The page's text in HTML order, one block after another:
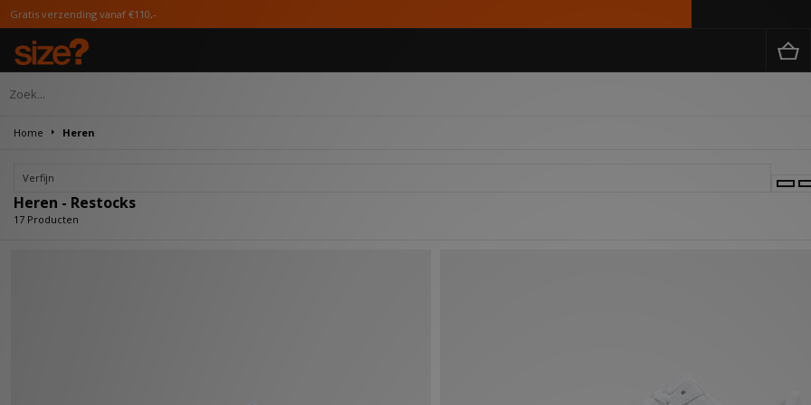
€110,-
Home Heren
Verfijn
Heren - Restocks
17 Producten